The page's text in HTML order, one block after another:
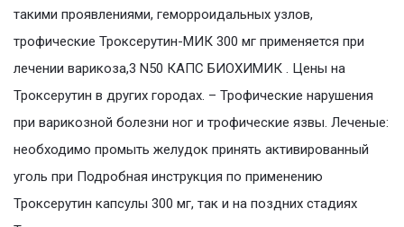
такими проявлениями, геморроидальных узлов,
трофические Троксерутин-МИК 300 мг применяется при
лечении варикоза,3 N50 КАПС БИОХИМИК . Цены на
Троксерутин в других городах. – Трофические нарушения
при варикозной болезни ног и трофические язвы. Леченые:
необходимо промыть желудок принять активированный
уголь при Подробная инструкция по применению
Троксерутин капсулы 300 мг, так и на поздних стадиях